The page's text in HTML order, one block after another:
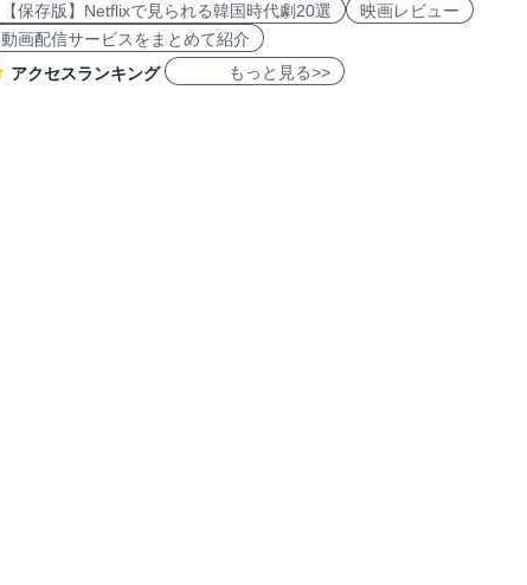
【保存版】Netflixで見られる韓国時代劇20選
映画レビュー
動画配信サービスをまとめて紹介
アクセスランキング
もっと見る>>